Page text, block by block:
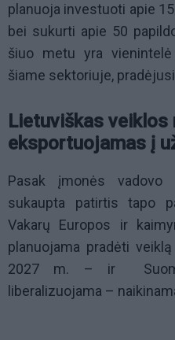
planuoja investuoti apie
bei sukurti apie 50
šiuo metu yra
šiame sektoriuje,
Lietuviškas veiklos
eksportuojamas į
Pasak įmonės vadovo
sukaupta patirtis tapo
Vakarų Europos ir
planuojama pradėti
2027 m. – ir
liberalizuojama –